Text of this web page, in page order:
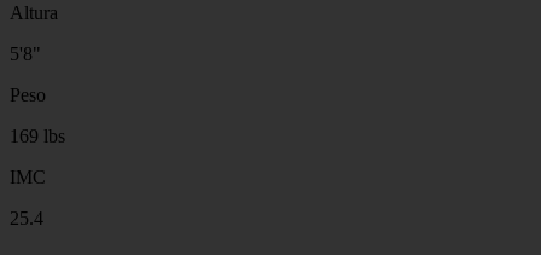
Altura
5'8"
Peso
169 lbs
IMC
25.4